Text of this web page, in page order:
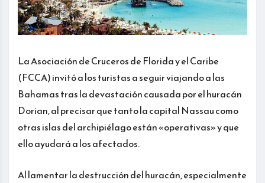
La Asociación de Cruceros de Florida y el Caribe
(FCCA) invitó a los turistas a seguir viajando a las
Bahamas tras la devastación causada por el huracán
Dorian, al precisar que tanto la capital Nassau como
otras islas del archipiélago están «operativas» y que
ello ayudará a los afectados.
Al lamentar la destrucción del huracán, especialmente